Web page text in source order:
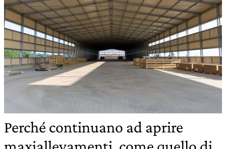
Perché continuano ad aprire